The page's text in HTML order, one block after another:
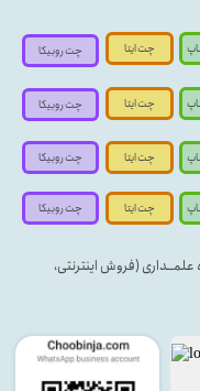
(فروش اینترنتی،
چت ایتا
چت ایتا
چت ایتا
چت ایتا
چت روبیکا
چت روبیکا
چت روبیکا
چت روبیکا